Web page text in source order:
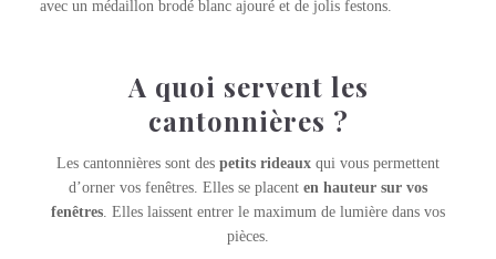
avec un médaillon brodé blanc ajouré et de jolis festons.
A quoi servent les
cantonnières ?
Les cantonnières sont des petits rideaux qui vous permettent
d’orner vos fenêtres. Elles se placent en hauteur sur vos
fenêtres . Elles laissent entrer le maximum de lumière dans vos
pièces.